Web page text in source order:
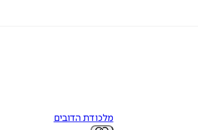
מלכודת הדובים